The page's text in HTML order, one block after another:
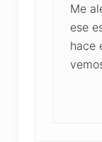
Me
ese
hace